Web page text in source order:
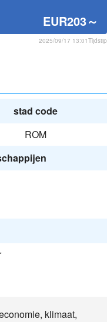
EUR203～
2025/09/17 13:01Tijdstip
stad code
ROM
klimaat,